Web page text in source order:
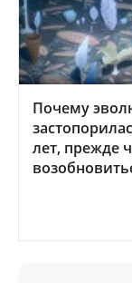
Почему
лет, прежде